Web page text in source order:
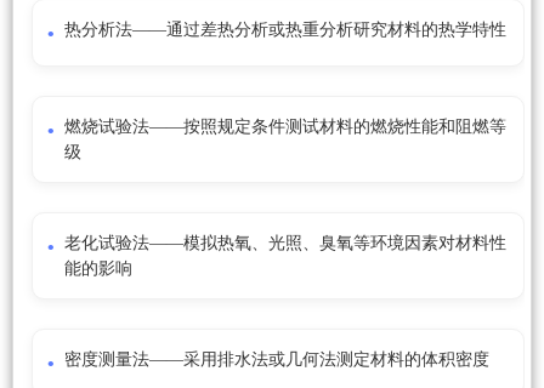
热分析法——通过差热分析或热重分析研究材料的热学特性
燃烧试验法——按照规定条件测试材料的燃烧性能和阻燃等
级
老化试验法——模拟热氧、光照、臭氧等环境因素对材料性
能的影响
密度测量法——采用排水法或几何法测定材料的体积密度